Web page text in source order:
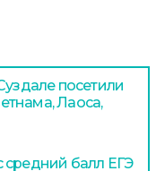
посетили
Лаоса,
балл ЕГЭ